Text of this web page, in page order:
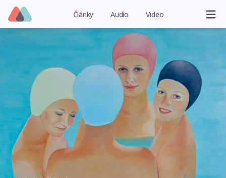
Články Audio Video